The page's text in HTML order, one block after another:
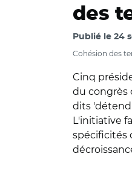
des
Publié le 24
Cohésion des
Cinq
du congrès
dits
L'initiative
spécificités